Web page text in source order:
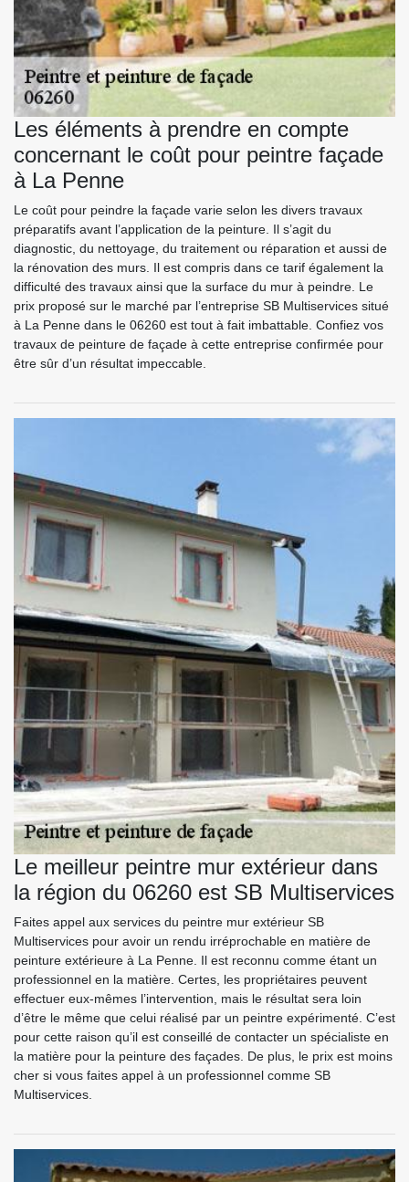
Les éléments à prendre en compte
concernant le coût pour peintre façade
à La Penne
Le coût pour peindre la façade varie selon les divers travaux
préparatifs avant l’application de la peinture. Il s’agit du
diagnostic, du nettoyage, du traitement ou réparation et aussi de
la rénovation des murs. Il est compris dans ce tarif également la
difficulté des travaux ainsi que la surface du mur à peindre. Le
prix proposé sur le marché par l’entreprise SB Multiservices situé
à La Penne dans le 06260 est tout à fait imbattable. Confiez vos
travaux de peinture de façade à cette entreprise confirmée pour
être sûr d’un résultat impeccable.
Le meilleur peintre mur extérieur dans
la région du 06260 est SB Multiservices
Faites appel aux services du peintre mur extérieur SB
Multiservices pour avoir un rendu irréprochable en matière de
peinture extérieure à La Penne. Il est reconnu comme étant un
professionnel en la matière. Certes, les propriétaires peuvent
effectuer eux-mêmes l’intervention, mais le résultat sera loin
d’être le même que celui réalisé par un peintre expérimenté. C’est
pour cette raison qu’il est conseillé de contacter un spécialiste en
la matière pour la peinture des façades. De plus, le prix est moins
cher si vous faites appel à un professionnel comme SB
Multiservices.